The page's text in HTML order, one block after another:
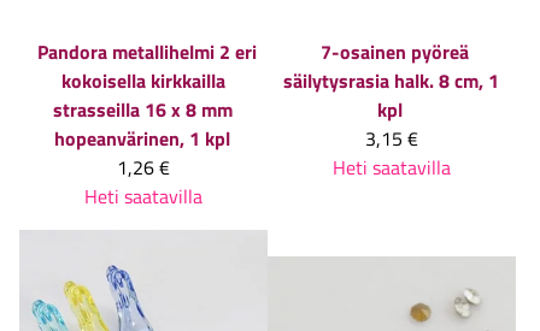
Pandora metallihelmi 2 eri
kokoisella kirkkailla
strasseilla 16 x 8 mm
hopeanvärinen, 1 kpl
1,26 €
Heti saatavilla
7-osainen pyöreä
säilytysrasia halk. 8 cm, 1
kpl
3,15 €
Heti saatavilla